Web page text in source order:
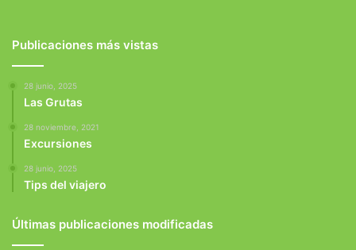
Publicaciones más vistas
28 junio, 2025
Las Grutas
28 noviembre, 2021
Excursiones
28 junio, 2025
Tips del viajero
Últimas publicaciones modificadas